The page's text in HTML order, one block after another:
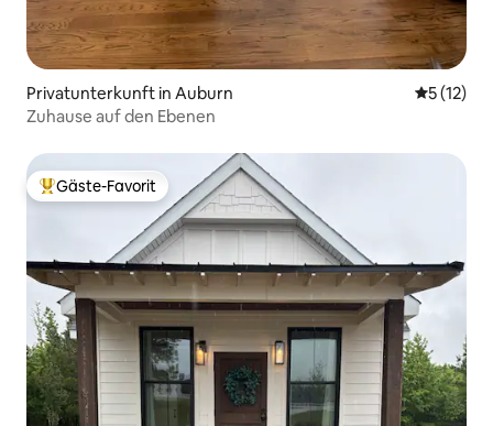
Privatunterkunft in Auburn
5 (12)
Zuhause auf den Ebenen
Beliebter Gäste-Favorit.
Gäste-Favorit